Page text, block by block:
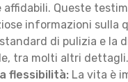
Queste
informazioni sulla
di pulizia e la
tra molti altri dettagli.
flessibilità: La vita è